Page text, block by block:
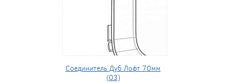
Соединитель Дуб Лофт 70мм
(03)